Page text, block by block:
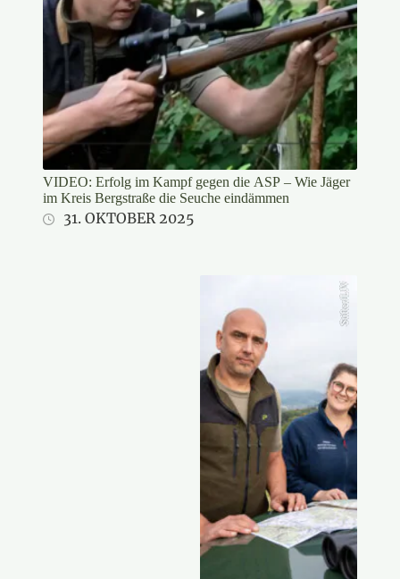
VIDEO: Erfolg im Kampf gegen die ASP – Wie Jäger
im Kreis Bergstraße die Seuche eindämmen
31. OKTOBER 2025
Stifter/LJV